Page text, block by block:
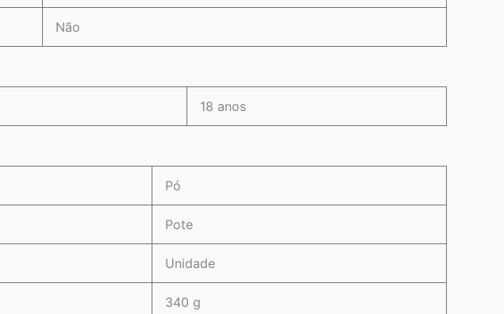
Não
18 anos
Pó
Pote
Unidade
340 g